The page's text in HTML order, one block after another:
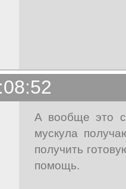
А вообще это
мускула
получить
помощь.